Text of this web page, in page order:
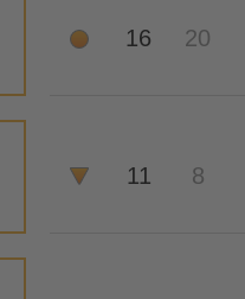
16 20
11 8